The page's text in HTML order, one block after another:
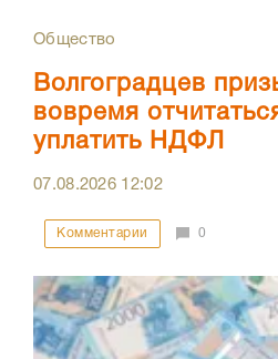
Общество
Волгоградцев
вовремя
уплатить НДФЛ
07.08.2026 12:02
Комментарии 0